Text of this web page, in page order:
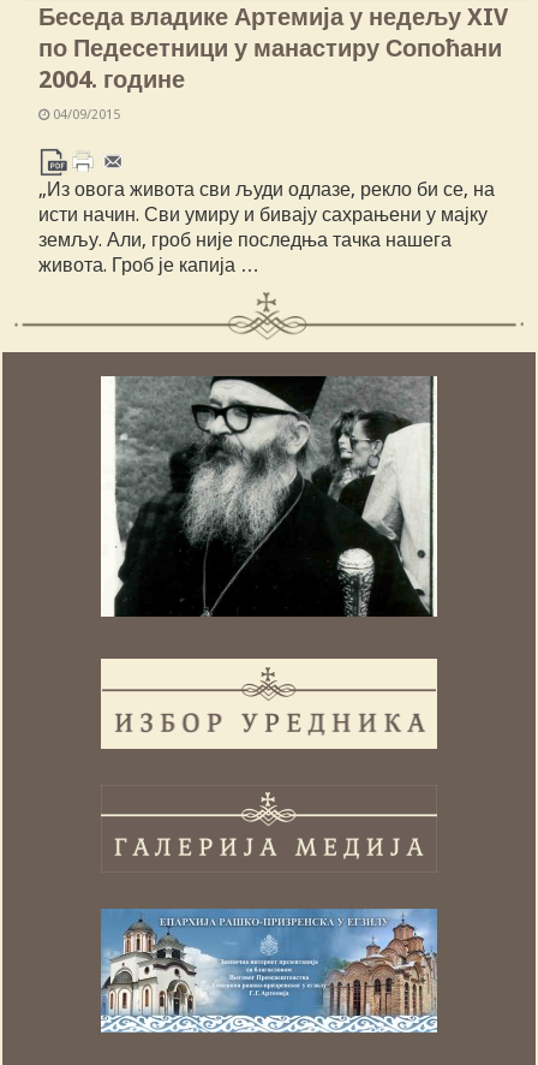
Беседа владике Артемија у недељу XIV
по Педесетници у манастиру Сопоћани
2004. године
04/09/2015
„Из овога живота сви људи одлазе, рекло би се, на
исти начин. Сви умиру и бивају сахрањени у мајку
земљу. Али, гроб није последња тачка нашега
живота. Гроб је капија …